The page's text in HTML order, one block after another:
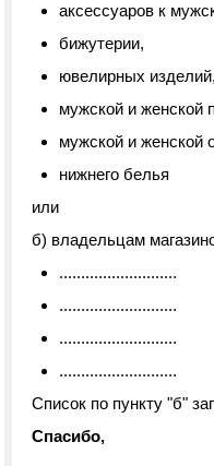
аксессуаров к
бижутерии,
ювелирных
мужской и женской
мужской и женской
нижнего белья
или
б) владельцам
...........................
...........................
...........................
...........................
Список по пункту "б"
Спасибо,